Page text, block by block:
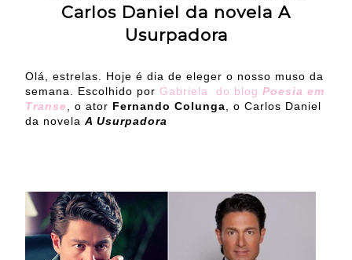
Carlos Daniel da novela A
Usurpadora
Olá, estrelas. Hoje é dia de eleger o nosso muso da
semana. Escolhido por Gabriela do blog Poesia em
Transe, o ator Fernando Colunga, o Carlos Daniel
da novela A Usurpadora